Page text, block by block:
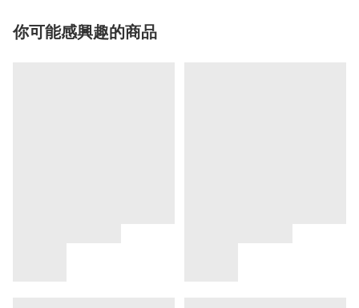
你可能感興趣的商品